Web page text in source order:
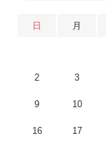
日 月
2 3
9 10
16 17